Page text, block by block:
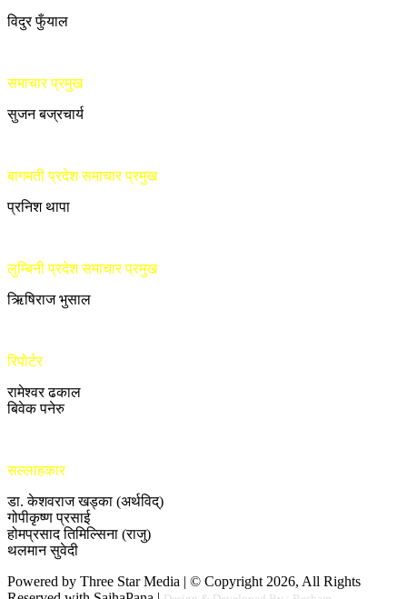
विदुर फुँयाल
समाचार प्रमुख
सुजन बज्रचार्य
बागमती प्रदेश समाचार प्रमुख
प्रनिश थापा
लुम्बिनी प्रदेश समाचार प्रमुख
ऋिषिराज भुसाल
रिपोर्टर
रामेश्वर ढकाल
बिवेक पनेरु
सल्लाहकार
डा. केशवराज खड्का (अर्थविद्)
गोपीकृष्ण प्रसाई
होमप्रसाद तिमिल्सिना (राजु)
थलमान सुवेदी
Powered by Three Star Media | © Copyright 2026, All Rights